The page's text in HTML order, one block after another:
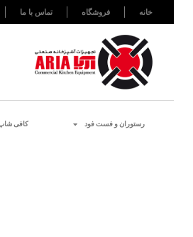
خانه فروشگاه تماس با ما
رستوران و فست فود کافی